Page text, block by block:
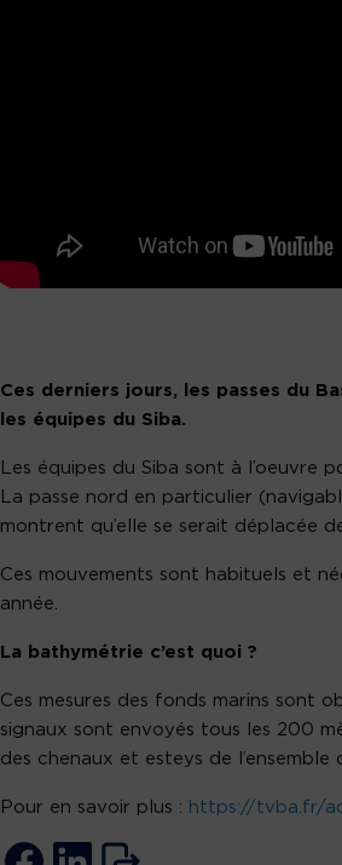
Ces derniers jours, les passes du
les équipes du Siba.
Les équipes du Siba sont à l’oeuvre
La passe nord en particulier
montrent qu’elle se serait déplacée
Ces mouvements sont habituels et
année.
La bathymétrie c’est quoi ?
Ces mesures des fonds marins sont
signaux sont envoyés tous les 200
des chenaux et esteys de l’ensemble
Pour en savoir plus : https://tvba.fr/